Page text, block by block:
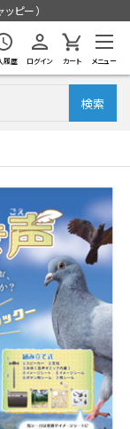
ピー）
履歴 ログイン カート メニュー
検索